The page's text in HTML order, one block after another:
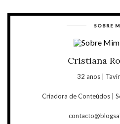
SOBRE
Cristiana
32 anos |
Criadora de Conteúdos |